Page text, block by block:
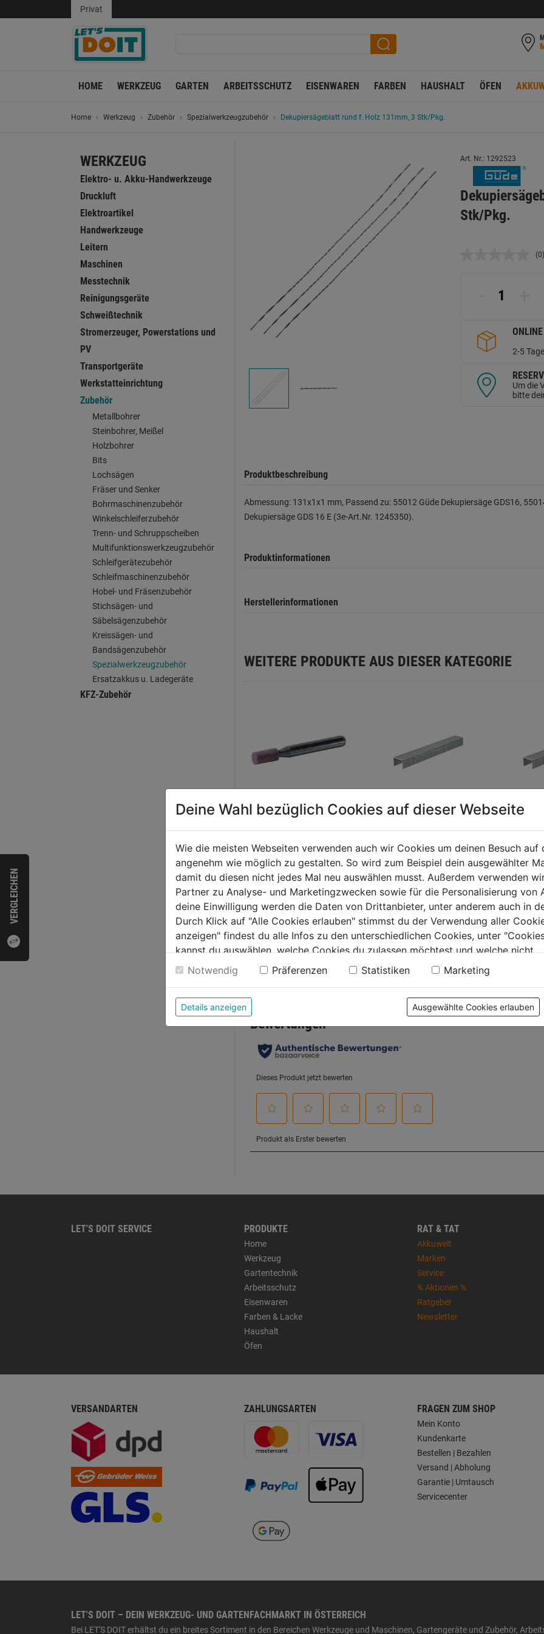
VERGLEICHEN
Privat
HOME WERKZEUG GARTEN ARBEITSSCHUTZ EISENWAREN FARBEN HAUSHALT ÖFEN
Home Werkzeug Zubehör Spezialwerkzeugzubehör Dekupiersägeblatt rund f. Holz 131mm, 3 Stk/Pkg.
WERKZEUG
Elektro- u. Akku-Handwerkzeuge
Druckluft
Elektroartikel
Handwerkzeuge
Leitern
Maschinen
Messtechnik
Reinigungsgeräte
Schweißtechnik
Stromerzeuger, Powerstations und
PV
Transportgeräte
Werkstatteinrichtung
Zubehör
Metallbohrer
Steinbohrer, Meißel
Holzbohrer
Bits
Lochsägen
Fräser und Senker
Bohrmaschinenzubehör
Winkelschleiferzubehör
Trenn- und Schruppscheiben
Multifunktionswerkzeugzubehör
Schleifgerätezubehör
Schleifmaschinenzubehör
Hobel- und Fräsenzubehör
Stichsägen- und
Säbelsägenzubehör
Kreissägen- und
Bandsägenzubehör
Spezialwerkzeugzubehör
Ersatzakkus u. Ladegeräte
KFZ-Zubehör
Art. Nr.: 1292523
Stk/Pkg.
(0)
2-5
Um die
bitte
Produktbeschreibung
Abmessung: 131x1x1 mm, Passend zu: 55012 Güde Dekupiersäge GDS16,
Dekupiersäge GDS 16 E (3e-Art.Nr. 1245350).
Produktinformationen
Herstellerinformationen
WEITERE PRODUKTE AUS DIESER KATEGORIE
Schleifstift
walzenförmig Form W,
Schaft 6
0.0 (0)
0.0
5
Sternen.
2,49€
Klammern
10,6x1,25x12mm SC1
1 PAK=750 Stk
0.0 (0)
von
Sternen.
2,89€
1
von
Sternen.
2,99€
LET'S DOIT SERVICE PRODUKTE
Home
Werkzeug
Gartentechnik
Arbeitsschutz
Eisenwaren
Farben & Lacke
Haushalt
Öfen
RAT & TAT
Akkuwelt
Marken
Service
% Aktionen %
Ratgeber
Newsletter
VERSANDARTEN ZAHLUNGSARTEN FRAGEN ZUM SHOP
Mein Konto
Kundenkarte
Bestellen | Bezahlen
Versand | Abholung
Garantie | Umtausch
Servicecenter
LET'S DOIT – DEIN WERKZEUG- UND GARTENFACHMARKT IN ÖSTERREICH
Bei LET'S DOIT erhältst du ein breites Sortiment in den Bereichen Werkzeuge und Maschinen, Gartengeräte und Zubehör,
Deine Wahl bezüglich Cookies auf dieser Webseite
Wie die meisten Webseiten verwenden auch wir Cookies um deinen Besuch auf
angenehm wie möglich zu gestalten. So wird zum Beispiel dein ausgewählter
damit du diesen nicht jedes Mal neu auswählen musst. Außerdem verwenden
Partner zu Analyse- und Marketingzwecken sowie für die Personalisierung von
deine Einwilligung werden die Daten von Drittanbieter, unter anderem auch in
Durch Klick auf "Alle Cookies erlauben" stimmst du der Verwendung aller
anzeigen" findest du alle Infos zu den unterschiedlichen Cookies, unter
kannst du auswählen, welche Cookies du zulassen möchtest und welche nicht.
Weitere Informationen findest du in unserer Datenschutzerklärung
Notwendig Präferenzen Statistiken Marketing
Details anzeigen Ausgewählte Cookies erlauben